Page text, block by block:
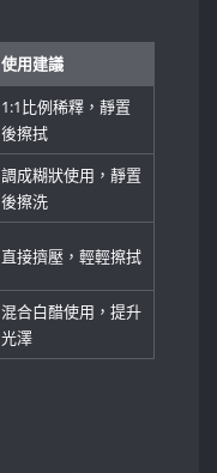
使用建議
1:1比例稀釋，靜置
後擦拭
調成糊狀使用，靜置
後擦洗
直接擠壓，輕輕擦拭
混合白醋使用，提升
光澤